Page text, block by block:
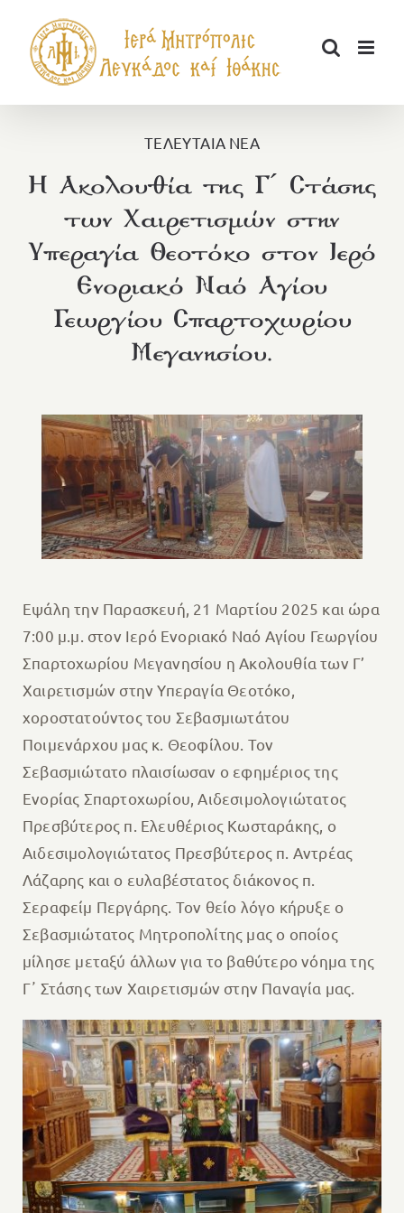
περιεχόμενο
ΤΕΛΕΥΤΑΙΑ ΝΕΑ
Η Ακολουθία της Γ´ Στάσης
των Χαιρετισμών στην
Υπεραγία Θεοτόκο στον Ιερό
Ενοριακό Ναό Αγίου
Γεωργίου Σπαρτοχωρίου
Μεγανησίου.
Εψάλη την Παρασκευή, 21 Μαρτίου 2025 και ώρα
7:00 μ.μ. στον Ιερό Ενοριακό Ναό Αγίου Γεωργίου
Σπαρτοχωρίου Μεγανησίου η Ακολουθία των Γ’
Χαιρετισμών στην Υπεραγία Θεοτόκο,
χοροστατούντος του Σεβασμιωτάτου
Ποιμενάρχου μας κ. Θεοφίλου. Τον
Σεβασμιώτατο πλαισίωσαν ο εφημέριος της
Ενορίας Σπαρτοχωρίου, Αιδεσιμολογιώτατος
Πρεσβύτερος π. Ελευθέριος Κωσταράκης, ο
Αιδεσιμολογιώτατος Πρεσβύτερος π. Αντρέας
Λάζαρης και ο ευλαβέστατος διάκονος π.
Σεραφείμ Περγάρης. Τον θείο λόγο κήρυξε ο
Σεβασμιώτατος Μητροπολίτης μας ο οποίος
μίλησε μεταξύ άλλων για το βαθύτερο νόημα της
Γ᾽ Στάσης των Χαιρετισμών στην Παναγία μας.